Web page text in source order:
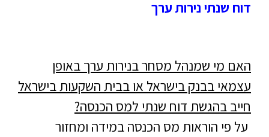
דוח שנתי נירות ערך
האם מי שמנהל מסחר בנירות ערך באופן
עצמאי בבנק בישראל או בבית השקעות בישראל
חייב בהגשת דוח שנתי למס הכנסה?
על פי הוראות מס הכנסה במידה ומחזור